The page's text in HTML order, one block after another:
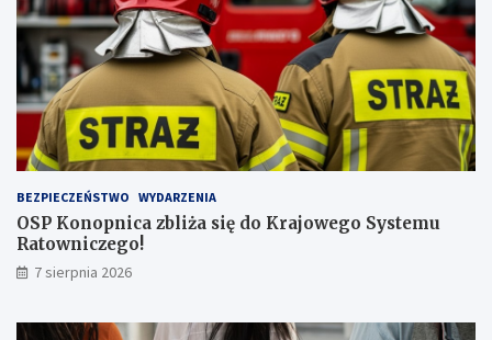
l
c
z
b
ą
a
a
ż
e
r
!
BEZPIECZEŃSTWO WYDARZENIA
OSP Konopnica zbliża się do Krajowego Systemu
Ratowniczego!
7 sierpnia 2026